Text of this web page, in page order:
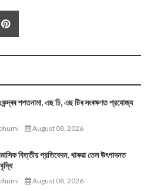
শপতনামা, এছ চি, এছ টিৰ সংৰক্ষণত প্রযোজ্য
August 08, 2026
বিত্তীয় প্রতিবেদন, খাৰুৱা তেল উৎপাদনত
August 08, 2026